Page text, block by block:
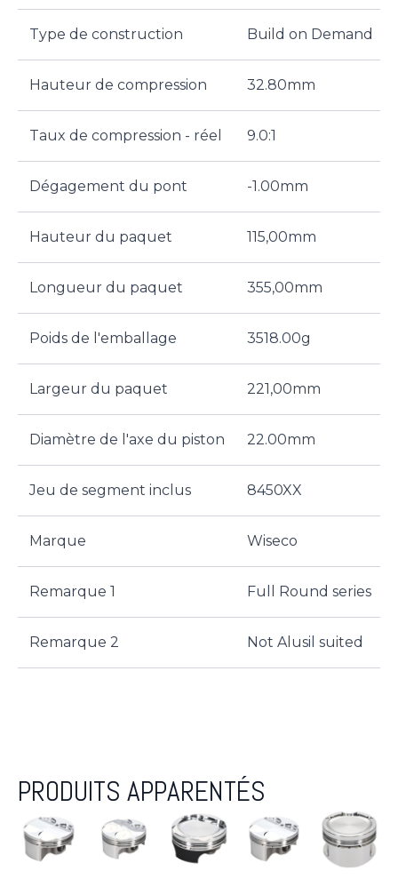
Type de construction Build on Demand
Hauteur de compression 32.80mm
Taux de compression - réel 9.0:1
Dégagement du pont -1.00mm
Hauteur du paquet 115,00mm
Longueur du paquet 355,00mm
Poids de l'emballage 3518.00g
Largeur du paquet 221,00mm
Diamètre de l'axe du piston 22.00mm
Jeu de segment inclus 8450XX
Marque Wiseco
Remarque 1 Full Round series
Remarque 2 Not Alusil suited
PRODUITS APPARENTÉS